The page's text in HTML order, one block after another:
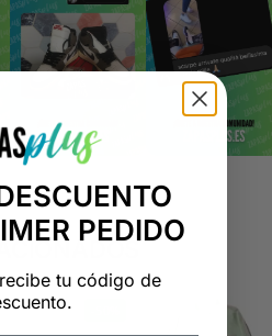
PEDIDO
tu código de